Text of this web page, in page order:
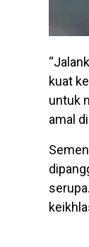
kuat
untuk
amal